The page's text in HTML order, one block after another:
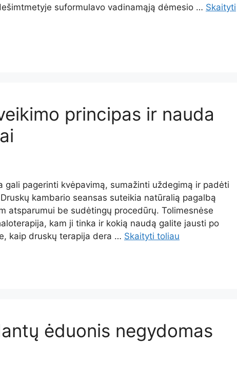
suformulavo vadinamąją dėmesio … Skaityti
principas ir nauda
gali pagerinti kvėpavimą, sumažinti uždegimą ir padėti
kambario seansas suteikia natūralią pagalbą
atsparumui be sudėtingų procedūrų. Tolimesnėse
kam ji tinka ir kokią naudą galite jausti po
kaip druskų terapija dera … Skaityti toliau
ėduonis negydomas